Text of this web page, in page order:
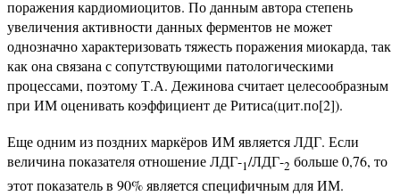
поражения кардиомиоцитов. По данным автора степень
увеличения активности данных ферментов не может
однозначно характеризовать тяжесть поражения миокарда, так
как она связана с сопутствующими патологическими
процессами, поэтому Т.А. Дежинова считает целесообразным
при ИМ оценивать коэффициент де Ритиса(цит.по[2]).
Еще одним из поздних маркёров ИМ является ЛДГ. Если
величина показателя отношение ЛДГ-1/ЛДГ-2 больше 0,76, то
этот показатель в 90% является специфичным для ИМ.